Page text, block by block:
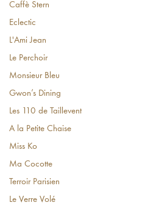
Caffè Stern
Eclectic
L'Ami Jean
Le Perchoir
Monsieur Bleu
Gwon’s Dining
Les 110 de Taillevent
A la Petite Chaise
Miss Ko
Ma Cocotte
Terroir Parisien
Le Verre Volé